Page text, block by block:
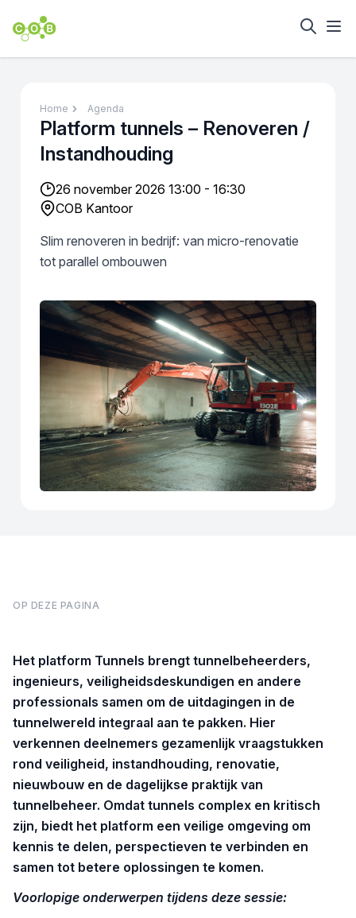
Home Agenda
Platform tunnels – Renoveren /
Instandhouding
26 november 2026 13:00 - 16:30
COB Kantoor
Slim renoveren in bedrijf: van micro-renovatie
tot parallel ombouwen
OP DEZE PAGINA
Het platform Tunnels brengt tunnelbeheerders,
ingenieurs, veiligheidsdeskundigen en andere
professionals samen om de uitdagingen in de
tunnelwereld integraal aan te pakken. Hier
verkennen deelnemers gezamenlijk vraagstukken
rond veiligheid, instandhouding, renovatie,
nieuwbouw en de dagelijkse praktijk van
tunnelbeheer. Omdat tunnels complex en kritisch
zijn, biedt het platform een veilige omgeving om
kennis te delen, perspectieven te verbinden en
samen tot betere oplossingen te komen.
Voorlopige onderwerpen tijdens deze sessie: